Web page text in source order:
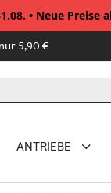
• Neue Preise
5,90 €
ANTRIEBE